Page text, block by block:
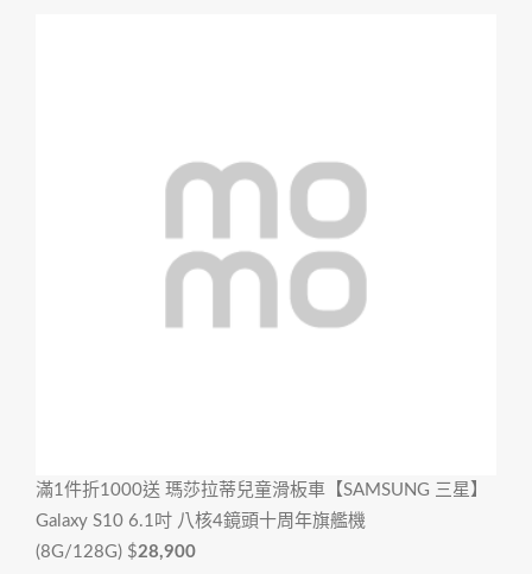
滿1件折1000送 瑪莎拉蒂兒童滑板車【SAMSUNG 三星】
Galaxy S10 6.1吋 八核4鏡頭十周年旗艦機
(8G/128G) $28,900